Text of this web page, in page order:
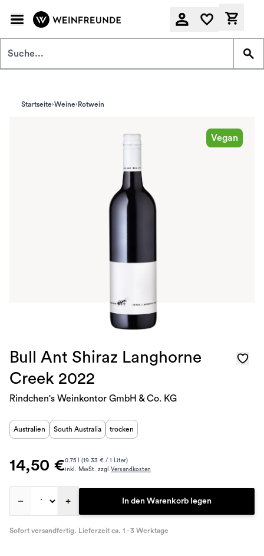
Startseite Weine Rotwein
Vegan
Bull Ant Shiraz Langhorne
Creek 2022
Rindchen's Weinkontor GmbH & Co. KG
Australien South Australia trocken
14,50 €0.75 l (19.33 € / 1 Liter)
inkl. MwSt. zzgl.Versandkosten
– + In den Warenkorb legen
Sofort versandfertig. Lieferzeit ca. 1 - 3 Werktage